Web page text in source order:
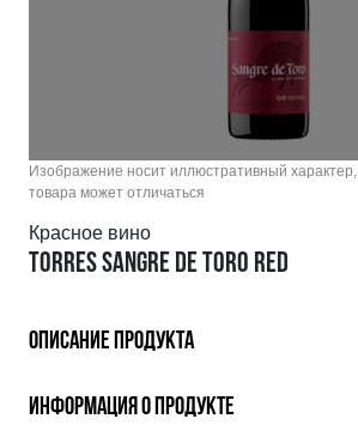
Изображение носит иллюстративный
товара может отличаться
Красное вино
TORRES SANGRE DE TORO RED
ОПИСАНИЕ ПРОДУКТА
ИНФОРМАЦИЯ О ПРОДУКТЕ